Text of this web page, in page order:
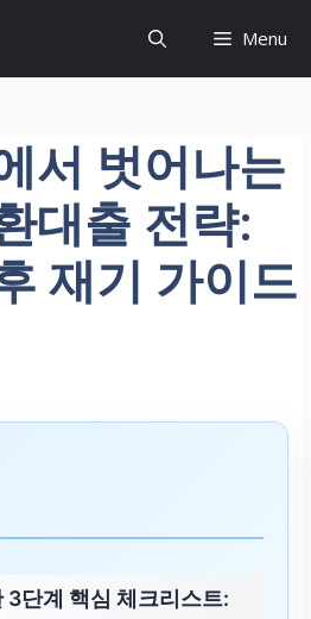
Menu
서 벗어나는
대출 전략:
재기 가이드
3단계 핵심 체크리스트: